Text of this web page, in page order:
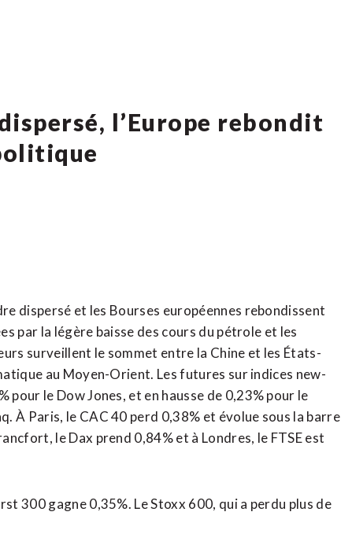
l’Europe rebondit
dispersé et les Bourses européennes rebondissent
par la légère baisse des cours du pétrole et les
surveillent le sommet entre la Chine et les États-
au Moyen-Orient. Les futures sur indices new-
le Dow Jones, et en hausse de 0,23% pour le
À Paris, le CAC 40 perd 0,38% et évolue sous la barre
le Dax prend 0,84% et à Londres, le FTSE est
300 gagne 0,35%. Le Stoxx 600, qui a perdu plus ​de